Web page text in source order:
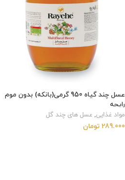
عسل چند گیاه 950 گرمی(بانکه) بدون موم
رایحه
مواد غذایی, عسل های چند گل
289.000 تومان